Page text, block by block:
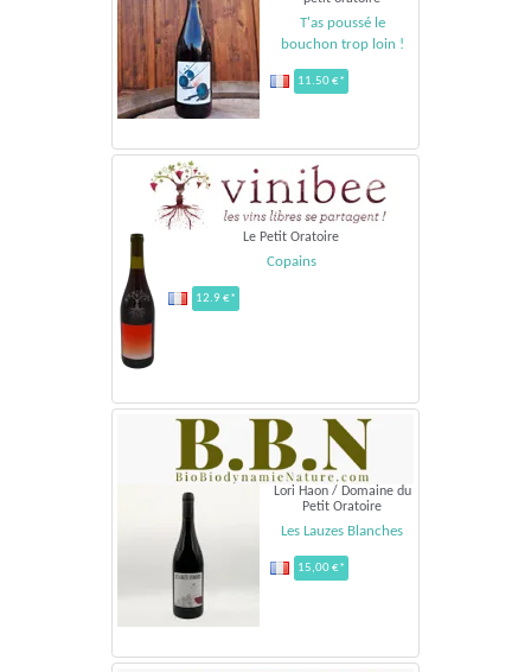
T'as poussé le
bouchon trop loin !
11.50 €*
Le Petit Oratoire
Copains
12.9 €*
Lori Haon / Domaine du
Petit Oratoire
Les Lauzes Blanches
15,00 €*